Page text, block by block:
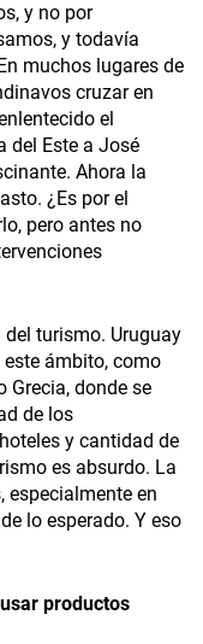
y no por
y todavía
muchos lugares de
cruzar en
el
del Este a José
Ahora la
¿Es por el
pero antes no
turismo. Uruguay
ámbito, como
Grecia, donde se
de los
y cantidad de
es absurdo. La
especialmente en
lo esperado. Y eso
productos